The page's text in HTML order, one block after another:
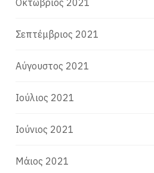
Σεπτέμβριος 2021
Αύγουστος 2021
Ιούλιος 2021
Ιούνιος 2021
Μάιος 2021